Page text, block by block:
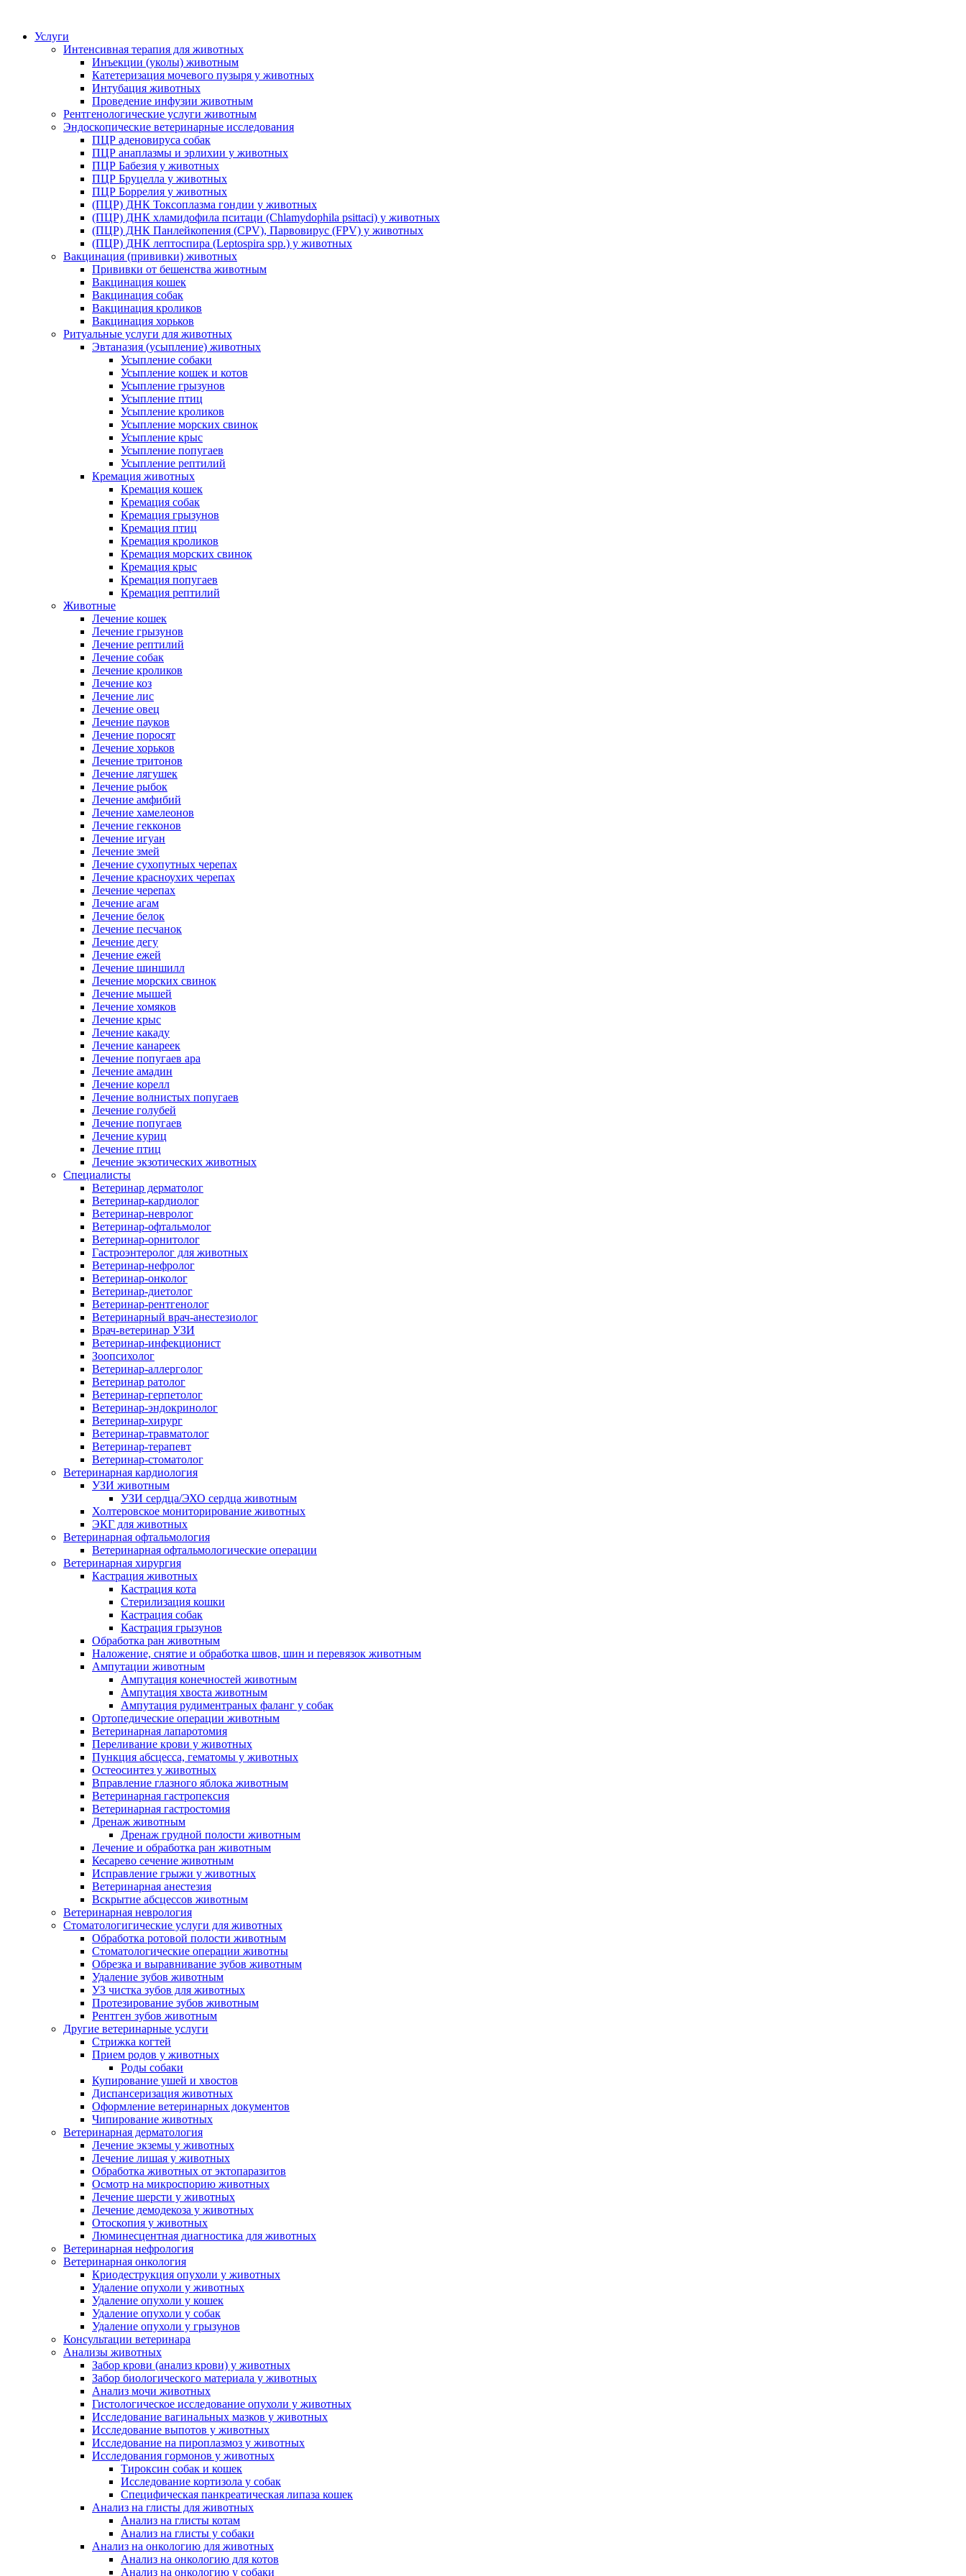
Услуги
Интенсивная терапия для животных
Инъекции (уколы) животным
Катетеризация мочевого пузыря у животных
Интубация животных
Проведение инфузии животным
Рентгенологические услуги животным
Эндоскопические ветеринарные исследования
ПЦР аденовируса собак
ПЦР анаплазмы и эрлихии у животных
ПЦР Бабезия у животных
ПЦР Бруцелла у животных
ПЦР Боррелия у животных
(ПЦР) ДНК Токсоплазма гондии у животных
(ПЦР) ДНК хламидофила пситаци (Chlamydophila psittaci) у животных
(ПЦР) ДНК Панлейкопения (CPV), Парвовирус (FPV) у животных
(ПЦР) ДНК лептоспира (Leptospira spp.) у животных
Вакцинация (прививки) животных
Прививки от бешенства животным
Вакцинация кошек
Вакцинация собак
Вакцинация кроликов
Вакцинация хорьков
Ритуальные услуги для животных
Эвтаназия (усыпление) животных
Усыпление собаки
Усыпление кошек и котов
Усыпление грызунов
Усыпление птиц
Усыпление кроликов
Усыпление морских свинок
Усыпление крыс
Усыпление попугаев
Усыпление рептилий
Кремация животных
Кремация кошек
Кремация собак
Кремация грызунов
Кремация птиц
Кремация кроликов
Кремация морских свинок
Кремация крыс
Кремация попугаев
Кремация рептилий
Животные
Лечение кошек
Лечение грызунов
Лечение рептилий
Лечение собак
Лечение кроликов
Лечение коз
Лечение лис
Лечение овец
Лечение пауков
Лечение поросят
Лечение хорьков
Лечение тритонов
Лечение лягушек
Лечение рыбок
Лечение амфибий
Лечение хамелеонов
Лечение гекконов
Лечение игуан
Лечение змей
Лечение сухопутных черепах
Лечение красноухих черепах
Лечение черепах
Лечение агам
Лечение белок
Лечение песчанок
Лечение дегу
Лечение ежей
Лечение шиншилл
Лечение морских свинок
Лечение мышей
Лечение хомяков
Лечение крыс
Лечение какаду
Лечение канареек
Лечение попугаев ара
Лечение амадин
Лечение корелл
Лечение волнистых попугаев
Лечение голубей
Лечение попугаев
Лечение куриц
Лечение птиц
Лечение экзотических животных
Специалисты
Ветеринар дерматолог
Ветеринар-кардиолог
Ветеринар-невролог
Ветеринар-офтальмолог
Ветеринар-орнитолог
Гастроэнтеролог для животных
Ветеринар-нефролог
Ветеринар-онколог
Ветеринар-диетолог
Ветеринар-рентгенолог
Ветеринарный врач-анестезиолог
Врач-ветеринар УЗИ
Ветеринар-инфекционист
Зоопсихолог
Ветеринар-аллерголог
Ветеринар ратолог
Ветеринар-герпетолог
Ветеринар-эндокринолог
Ветеринар-хирург
Ветеринар-травматолог
Ветеринар-терапевт
Ветеринар-стоматолог
Ветеринарная кардиология
УЗИ животным
УЗИ сердца/ЭХО сердца животным
Холтеровское мониторирование животных
ЭКГ для животных
Ветеринарная офтальмология
Ветеринарная офтальмологические операции
Ветеринарная хирургия
Кастрация животных
Кастрация кота
Стерилизация кошки
Кастрация собак
Кастрация грызунов
Обработка ран животным
Наложение, снятие и обработка швов, шин и перевязок животным
Ампутации животным
Ампутация конечностей животным
Ампутация хвоста животным
Ампутация рудиментраных фаланг у собак
Ортопедические операции животным
Ветеринарная лапаротомия
Переливание крови у животных
Пункция абсцесса, гематомы у животных
Остеосинтез у животных
Вправление глазного яблока животным
Ветеринарная гастропексия
Ветеринарная гастростомия
Дренаж животным
Дренаж грудной полости животным
Лечение и обработка ран животным
Кесарево сечение животным
Исправление грыжи у животных
Ветеринарная анестезия
Вскрытие абсцессов животным
Ветеринарная неврология
Стоматологигические услуги для животных
Обработка ротовой полости животным
Стоматологические операции животны
Обрезка и выравнивание зубов животным
Удаление зубов животным
УЗ чистка зубов для животных
Протезирование зубов животным
Рентген зубов животным
Другие ветеринарные услуги
Стрижка когтей
Прием родов у животных
Роды собаки
Купирование ушей и хвостов
Диспансеризация животных
Оформление ветеринарных документов
Чипирование животных
Ветеринарная дерматология
Лечение экземы у животных
Лечение лишая у животных
Обработка животных от эктопаразитов
Осмотр на микроспорию животных
Лечение шерсти у животных
Лечение демодекоза у животных
Отоскопия у животных
Люминесцентная диагностика для животных
Ветеринарная нефрология
Ветеринарная онкология
Криодеструкция опухоли у животных
Удаление опухоли у животных
Удаление опухоли у кошек
Удаление опухоли у собак
Удаление опухоли у грызунов
Консультации ветеринара
Анализы животных
Забор крови (анализ крови) у животных
Забор биологического материала у животных
Анализ мочи животных
Гистологическое исследование опухоли у животных
Исследование вагинальных мазков у животных
Исследование выпотов у животных
Исследование на пироплазмоз у животных
Исследования гормонов у животных
Тироксин собак и кошек
Исследование кортизола у собак
Специфическая панкреатическая липаза кошек
Анализ на глисты для животных
Анализ на глисты котам
Анализ на глисты у собаки
Анализ на онкологию для животных
Анализ на онкологию для котов
Анализ на онкологию у собаки